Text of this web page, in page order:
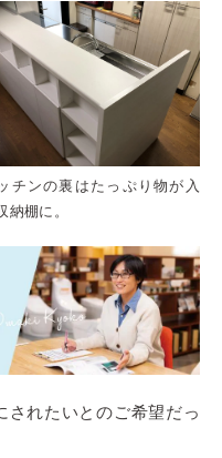
チンの裏はたっぷり物が入
納棚に。
されたいとのご希望だっ